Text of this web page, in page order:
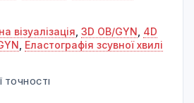
візуалізація 3D OB/GYN 4D
Еластографія зсувної хвилі
ТОЧНОСТІ